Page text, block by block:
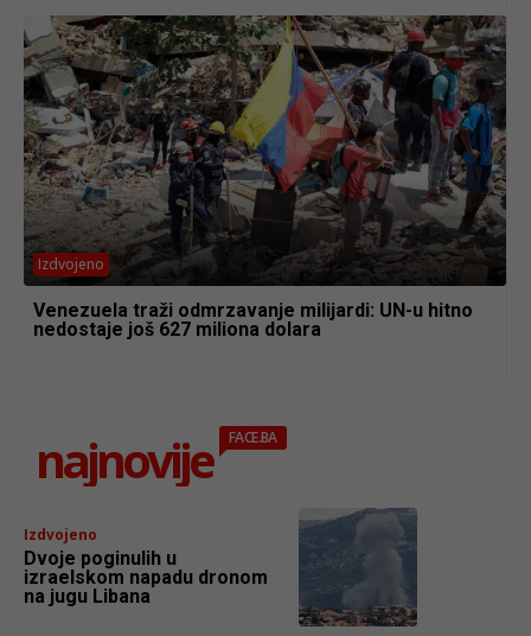
Izdvojeno
Venezuela traži odmrzavanje milijardi: UN-u hitno
nedostaje još 627 miliona dolara
najnovije FACE.BA
Izdvojeno
Dvoje poginulih u
izraelskom napadu dronom
na jugu Libana